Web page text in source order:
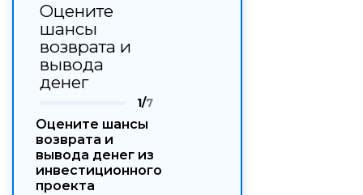
Оцените
шансы
возврата и
вывода
денег
1/7
Оцените шансы
возврата и
вывода денег из
инвестиционного
проекта